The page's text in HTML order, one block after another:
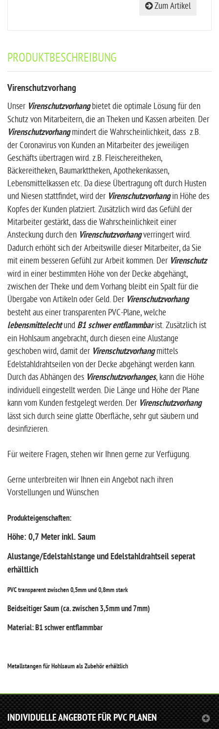
Zum Artikel
PRODUKTBESCHREIBUNG
Virenschutzvorhang
Unser Virenschutzvorhangbietet die optimale Lösung für den
Schutz von Mitarbeitern, die an Theken und Kassen arbeiten. Der
Virenschutzvorhangmindert die Wahrscheinlichkeit, dass z.B.
der Coronavirus von Kunden an Mitarbeiter des jeweiligen
Geschäfts übertragen wird. z.B. Fleischereitheken,
Bäckereitheken, Baumarkttheken, Apothekenkassen,
Lebensmittelkassen etc. Da diese Übertragung oft durch Husten
und Niesen stattfindet, wird der Virenschutzvorhangin Höhe des
Kopfes der Kunden platziert. Zusätzlich wird das Gefühl der
Mitarbeiter gestärkt, dass die Wahrscheinlichkeit einer
Ansteckung durch den Virenschutzvorhangverringert wird.
Dadurch erhöht sich der Arbeitswille dieser Mitarbeiter, da Sie
mit einem besseren Gefühl zur Arbeit kommen. Der Virenschutz
wird in einer bestimmten Höhe von der Decke abgehängt,
zwischen der Theke und dem Vorhang bleibt ein Spalt für die
Übergabe von Artikeln oder Geld. Der Virenschutzvorhang
besteht aus einer transparenten PVC-Plane, welche
lebensmittelechtund B1 schwer entflammbarist. Zusätzlich ist
ein Hohlsaum angebracht, durch diesen eine Alustange
geschoben wird, damit der Virenschutzvorhangmittels
Edelstahldrahtseilen von der Decke abgehängt werden kann.
Durch das Abhängen des Virenschutzvorhanges, kann die Höhe
individuell eingestellt werden. Die Länge und Höhe der Plane
kann vom Kunden festgelegt werden. Der Virenschutzvorhang
lässt sich durch seine glatte Oberfläche, sehr gut säubern und
desinfizieren.
Für weitere Fragen, stehen wir Ihnen gerne zur Verfügung.
Gerne unterbreiten wir Ihnen ein Angebot nach ihren
Vorstellungen und Wünschen
Produkteigenschaften:
Höhe: 0,7 Meter inkl. Saum
Alustange/Edelstahlstange und Edelstahldrahtseil seperat
erhältlich
PVC transparent zwischen 0,5mm und 0,8mm stark
Beidseitiger Saum (ca. zwischen 3,5mm und 7mm)
Material: B1 schwer entflammbar
Metallstangen für Hohlsaum als Zubehör erhältlich
INDIVIDUELLE ANGEBOTE FÜR PVC PLANEN